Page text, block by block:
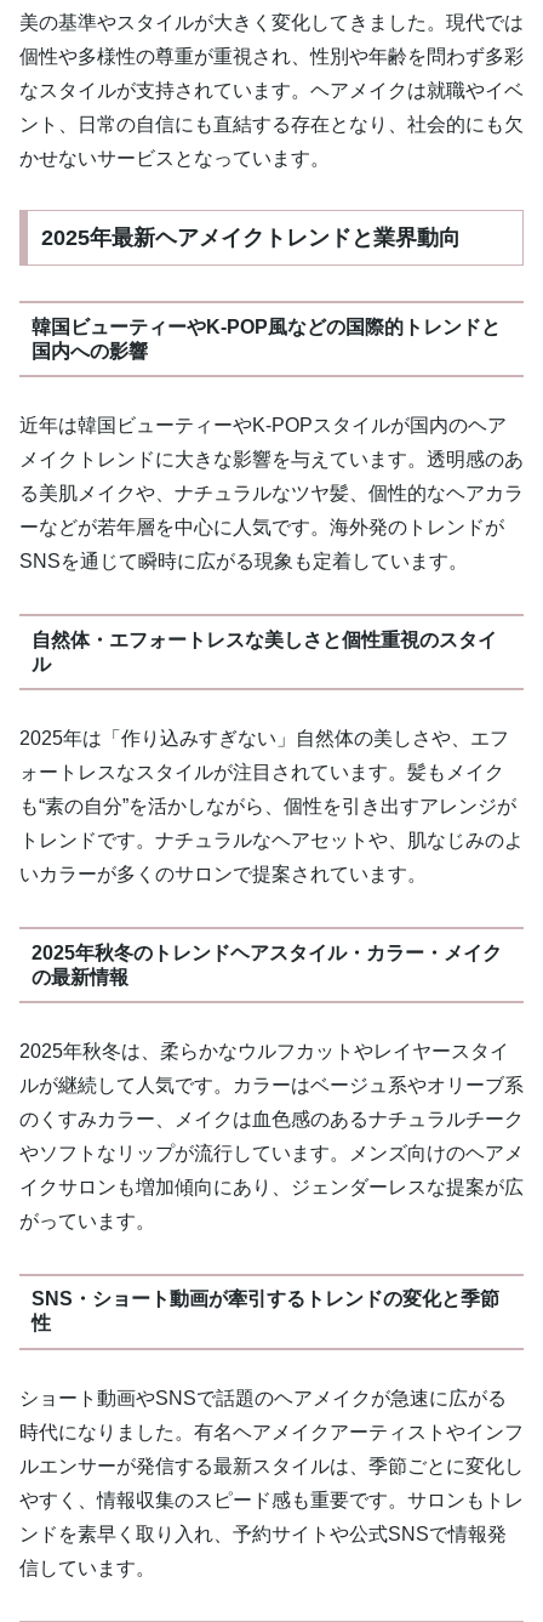
美の基準やスタイルが大きく変化してきました。現代では
個性や多様性の尊重が重視され、性別や年齢を問わず多彩
なスタイルが支持されています。ヘアメイクは就職やイベ
ント、日常の自信にも直結する存在となり、社会的にも欠
かせないサービスとなっています。
2025年最新ヘアメイクトレンドと業界動向
韓国ビューティーやK-POP風などの国際的トレンドと
国内への影響
近年は韓国ビューティーやK-POPスタイルが国内のヘア
メイクトレンドに大きな影響を与えています。透明感のあ
る美肌メイクや、ナチュラルなツヤ髪、個性的なヘアカラ
ーなどが若年層を中心に人気です。海外発のトレンドが
SNSを通じて瞬時に広がる現象も定着しています。
自然体・エフォートレスな美しさと個性重視のスタイ
ル
2025年は「作り込みすぎない」自然体の美しさや、エフ
ォートレスなスタイルが注目されています。髪もメイク
も“素の自分”を活かしながら、個性を引き出すアレンジが
トレンドです。ナチュラルなヘアセットや、肌なじみのよ
いカラーが多くのサロンで提案されています。
2025年秋冬のトレンドヘアスタイル・カラー・メイク
の最新情報
2025年秋冬は、柔らかなウルフカットやレイヤースタイ
ルが継続して人気です。カラーはベージュ系やオリーブ系
のくすみカラー、メイクは血色感のあるナチュラルチーク
やソフトなリップが流行しています。メンズ向けのヘアメ
イクサロンも増加傾向にあり、ジェンダーレスな提案が広
がっています。
SNS・ショート動画が牽引するトレンドの変化と季節
性
ショート動画やSNSで話題のヘアメイクが急速に広がる
時代になりました。有名ヘアメイクアーティストやインフ
ルエンサーが発信する最新スタイルは、季節ごとに変化し
やすく、情報収集のスピード感も重要です。サロンもトレ
ンドを素早く取り入れ、予約サイトや公式SNSで情報発
信しています。